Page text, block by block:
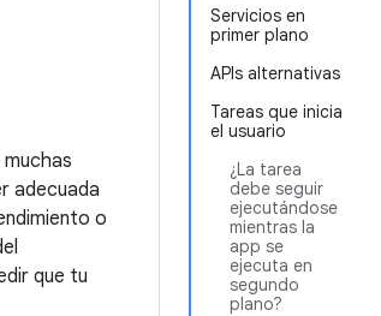
Servicios en
primer plano
APIs alternativas
Tareas que inicia
el usuario
¿La tarea
debe seguir
ejecutándose
mientras la
app se
ejecuta en
segundo
plano?
adecuada
o
que tu